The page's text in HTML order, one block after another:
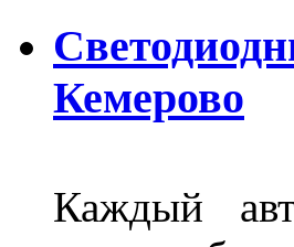
Кемерово
Каждый